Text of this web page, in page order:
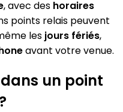
, avec des horaires
points relais peuvent
les jours fériés,
avant votre venue.
un point